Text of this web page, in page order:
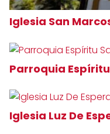
Iglesia San
Parroquia
Iglesia Luz De